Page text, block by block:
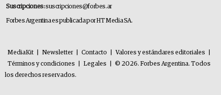
Suscripciones:suscripciones@forbes.ar
Forbes Argentina es publicada por HT Media SA.
MediaKit Newsletter Contacto Valores y estándares editoriales
Términos y condiciones
Legales
© 2026. Forbes Argentina. Todos
los derechos reservados.